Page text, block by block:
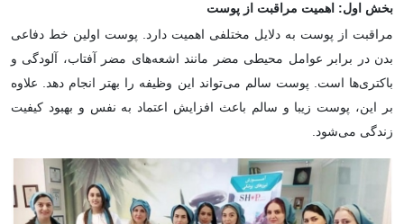
بخش اول: اهمیت مراقبت از پوست
مراقبت از پوست به دلایل مختلفی اهمیت دارد. پوست اولین خط دفاعی
بدن در برابر عوامل محیطی مضر مانند اشعه‌های مضر آفتاب، آلودگی و
باکتری‌ها است. پوست سالم می‌تواند این وظیفه را بهتر انجام دهد. علاوه
بر این، پوست زیبا و سالم باعث افزایش اعتماد به نفس و بهبود کیفیت
زندگی می‌شود.